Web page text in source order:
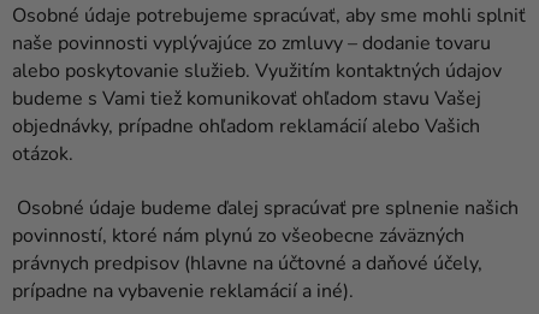
Osobné údaje potrebujeme spracúvať, aby sme mohli splniť
naše povinnosti vyplývajúce zo zmluvy – dodanie tovaru
alebo poskytovanie služieb. Využitím kontaktných údajov
budeme s Vami tiež komunikovať ohľadom stavu Vašej
objednávky, prípadne ohľadom reklamácií alebo Vašich
otázok.
Osobné údaje budeme ďalej spracúvať pre splnenie našich
povinností, ktoré nám plynú zo všeobecne záväzných
právnych predpisov (hlavne na účtovné a daňové účely,
prípadne na vybavenie reklamácií a iné).